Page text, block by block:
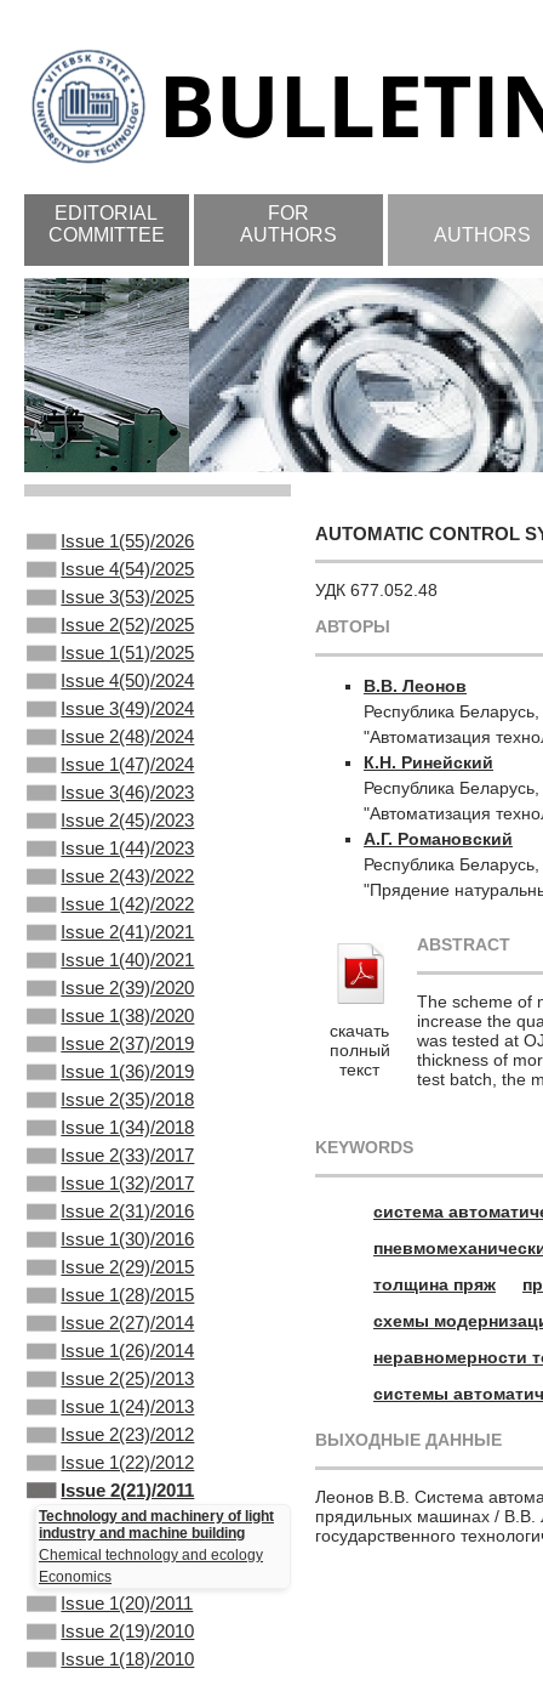
EDITORIAL
COMMITTEE
FOR
AUTHORS
AUTHORS
Issue 1(55)/2026
Issue 4(54)/2025
Issue 3(53)/2025
Issue 2(52)/2025
Issue 1(51)/2025
Issue 4(50)/2024
Issue 3(49)/2024
Issue 2(48)/2024
Issue 1(47)/2024
Issue 3(46)/2023
Issue 2(45)/2023
Issue 1(44)/2023
Issue 2(43)/2022
Issue 1(42)/2022
Issue 2(41)/2021
Issue 1(40)/2021
Issue 2(39)/2020
Issue 1(38)/2020
Issue 2(37)/2019
Issue 1(36)/2019
Issue 2(35)/2018
Issue 1(34)/2018
Issue 2(33)/2017
Issue 1(32)/2017
Issue 2(31)/2016
Issue 1(30)/2016
Issue 2(29)/2015
Issue 1(28)/2015
Issue 2(27)/2014
Issue 1(26)/2014
Issue 2(25)/2013
Issue 1(24)/2013
Issue 2(23)/2012
Issue 1(22)/2012
Issue 2(21)/2011
Technology and machinery of light
industry and machine building
Chemical technology and ecology
Economics
Issue 1(20)/2011
Issue 2(19)/2010
Issue 1(18)/2010
AUTOMATIC CONTROL
УДК 677.052.48
АВТОРЫ
В.В. Леонов
Республика
"Автоматизация
К.Н. Ринейский
Республика
"Автоматизация
А.Г. Романовский
Республика
"Прядение
скачать
полный
текст
ABSTRACT
The scheme of
increase the
was tested at
thickness of
test batch, the
KEYWORDS
система
толщина пряж
схемы
неравномерности
системы
ВЫХОДНЫЕ ДАННЫЕ
Леонов В.В. Система
прядильных машинах / В.В.
государственного